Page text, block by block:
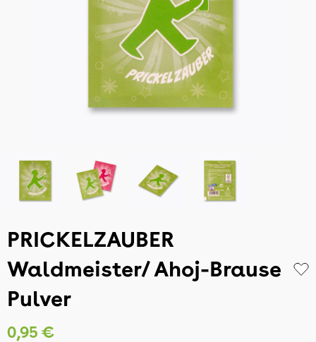
PRICKELZAUBER
Waldmeister/ Ahoj-Brause
Pulver
0,95 €